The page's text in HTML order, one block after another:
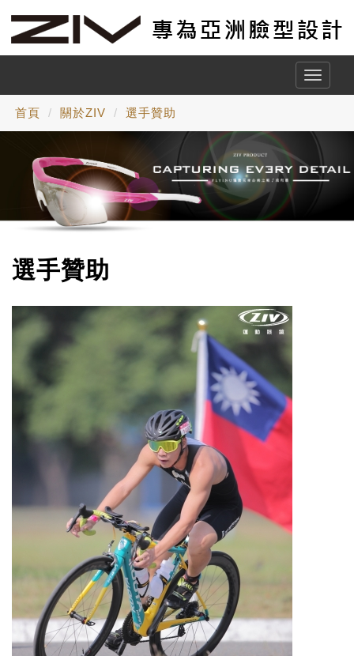
Toggle
首頁 關於ZIV 選手贊助
選手贊助